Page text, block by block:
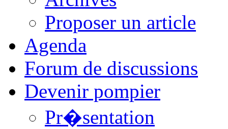
Proposer un article
Agenda
Forum de discussions
Devenir pompier
Pr�sentation